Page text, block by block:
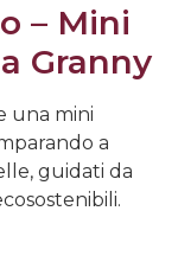
– Mini
Granny
una mini
a
guidati da